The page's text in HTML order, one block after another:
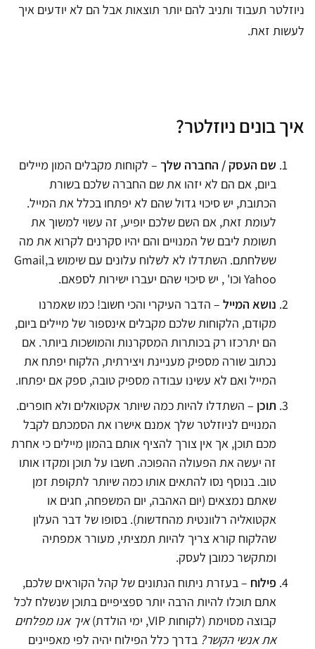
ניוזלטר תעבוד ותניב להם יותר תוצאות אבל הם לא יודעים איך
לעשות זאת.
איך בונים ניוזלטר?
שם העסק / החברה שלך – לקוחות מקבלים המון מיילים
ביום, אם הם לא יזהו את שם החברה שלכם בשורת
הכתובת, יש סיכוי גדול שהם לא יפתחו בכלל את המייל.
לעומת זאת, אם השם שלכם יופיע, זה עשוי למשוך את
תשומת ליבם של המנויים והם יהיו סקרנים לקרוא את מה
ששלחתם. השתדלו לא לשלוח עלונים עם שימוש בGmail,
Yahoo וכו' , יש סיכוי שהם יעברו ישירות לספאם.
נושא המייל – הדבר העיקרי והכי חשוב! כמו שאמרנו
מקודם, הלקוחות שלכם מקבלים אינספור של מיילים ביום,
הם יתרכזו רק בכותרות המסקרנות והמושכות ביותר. אם
נכתוב שורה מספיק מעניינת ויצירתית, הלקוח יפתח את
המייל ואם לא עשינו עבודה מספיק טובה, ספק אם יפתחו.
תוכן – השתדלו להיות כמה שיותר אקטואלים ולא חופרים.
המנויים לניוזלטר שלך אמנם אישרו את הסמכתם לקבל
מכם תוכן, אך אין צורך להציף אותם בהמון מיילים כי אחרת
זה יעשה את הפעולה ההפוכה. חשבו על תוכן ומקדו אותו
טוב. בנוסף נסו להתאים אותו כמה שיותר לתקופת זמן
שאתם נמצאים (יום האהבה, יום המשפחה, חגים או
אקטואליה רלוונטית מהחדשות). בסופו של דבר העלון
שהלקוח קורא צריך להיות תמציתי, מעורר אמפתיה
ומתקשר כמובן לעסק.
פילוח – בעזרת ניתוח הנתונים של קהל הקוראים שלכם,
אתם תוכלו להיות הרבה יותר ספציפיים בתוכן שנשלח לכל
קבוצה מסוימת (לקוחות VIP, ימי הולדת)
איך אנו מפלחים
את אנשי הקשר? בדרך כלל הפילוח יהיה לפי מאפיינים